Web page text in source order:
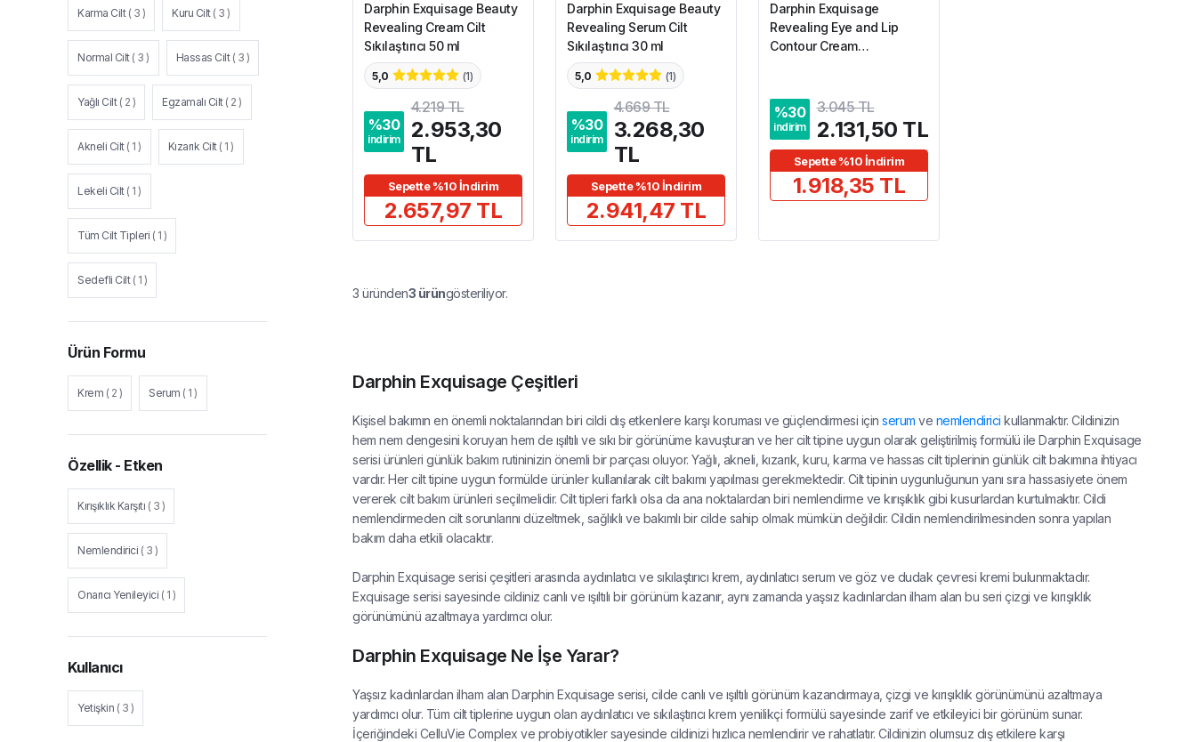
Karma Cilt ( 3 ) Kuru Cilt ( 3 )
Normal Cilt ( 3 ) Hassas Cilt ( 3 )
Yağlı Cilt ( 2 ) Egzamalı Cilt ( 2 )
Akneli Cilt ( 1 ) Kızarık Cilt ( 1 )
Lekeli Cilt ( 1 )
Tüm Cilt Tipleri ( 1 )
Sedefli Cilt ( 1 )
Ürün Formu
Krem ( 2 ) Serum ( 1 )
Özellik - Etken
Kırışıklık Karşıtı ( 3 )
Nemlendirici ( 3 )
Onarıcı Yenileyici ( 1 )
Kullanıcı
Yetişkin ( 3 )
Darphin Exquisage Beauty
Revealing Cream Cilt
Sıkılaştırıcı 50 ml
5,0 (1)
%30
indirim
4.219 TL
2.953,30
TL
Sepette %10 İndirim
2.657,97 TL
Darphin Exquisage Beauty
Revealing Serum Cilt
Sıkılaştırıcı 30 ml
5,0 (1)
%30
indirim
4.669 TL
3.268,30
TL
Sepette %10 İndirim
2.941,47 TL
Darphin Exquisage
Revealing Eye and Lip
Contour Cream
%30
indirim
3.045 TL
2.131,50 TL
Sepette %10 İndirim
1.918,35 TL
3 üründen3 ürüngösteriliyor.
Darphin Exquisage Çeşitleri
Kişisel bakımın en önemli noktalarından biri cildi dış etkenlere karşı koruması ve güçlendirmesi için serum ve nemlendirici kullanmaktır. Cildinizin
hem nem dengesini koruyan hem de ışıltılı ve sıkı bir görünüme kavuşturan ve her cilt tipine uygun olarak geliştirilmiş formülü ile Darphin Exquisage
serisi ürünleri günlük bakım rutininizin önemli bir parçası oluyor. Yağlı, akneli, kızarık, kuru, karma ve hassas cilt tiplerinin günlük cilt bakımına ihtiyacı
vardır. Her cilt tipine uygun formülde ürünler kullanılarak cilt bakımı yapılması gerekmektedir. Cilt tipinin uygunluğunun yanı sıra hassasiyete önem
vererek cilt bakım ürünleri seçilmelidir. Cilt tipleri farklı olsa da ana noktalardan biri nemlendirme ve kırışıklık gibi kusurlardan kurtulmaktır. Cildi
nemlendirmeden cilt sorunlarını düzeltmek, sağlıklı ve bakımlı bir cilde sahip olmak mümkün değildir. Cildin nemlendirilmesinden sonra yapılan
bakım daha etkili olacaktır.
Darphin Exquisage serisi çeşitleri arasında aydınlatıcı ve sıkılaştırıcı krem, aydınlatıcı serum ve göz ve dudak çevresi kremi bulunmaktadır.
Exquisage serisi sayesinde cildiniz canlı ve ışıltılı bir görünüm kazanır, aynı zamanda yaşsız kadınlardan ilham alan bu seri çizgi ve kırışıklık
görünümünü azaltmaya yardımcı olur.
Darphin Exquisage Ne İşe Yarar?
Yaşsız kadınlardan ilham alan Darphin Exquisage serisi, cilde canlı ve ışıltılı görünüm kazandırmaya, çizgi ve kırışıklık görünümünü azaltmaya
yardımcı olur. Tüm cilt tiplerine uygun olan aydınlatıcı ve sıkılaştırıcı krem yenilikçi formülü sayesinde zarif ve etkileyici bir görünüm sunar.
İçeriğindeki CelluVie Complex ve probiyotikler sayesinde cildinizi hızlıca nemlendirir ve rahatlatır. Cildinizin olumsuz dış etkilere karşı